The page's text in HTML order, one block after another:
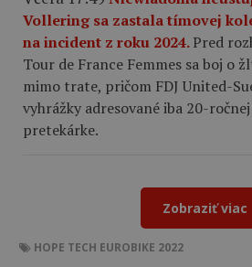
Vollering sa zastala tímovej
na incident z roku 2024.Pred
Tour de France Femmes sa boj o
mimo trate, pričom FDJ United-
vyhrážky adresované iba 20-
pretekárke.
Zobraziť viac
HOPE TECH EUROBIKE 2022